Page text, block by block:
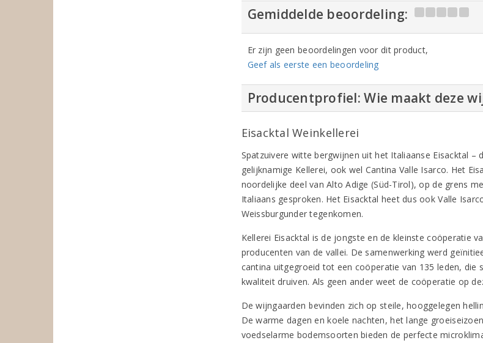
Gemiddelde beoordeling:
Er zijn geen beoordelingen voor dit product,
Geef als eerste een beoordeling
Producentprofiel: Wie maakt deze
Eisacktal Weinkellerei
Spatzuivere witte bergwijnen uit het Italiaanse Eisacktal –
gelijknamige Kellerei, ook wel Cantina Valle Isarco. Het
noordelijke deel van Alto Adige (Süd-Tirol), op de grens
Italiaans gesproken. Het Eisacktal heet dus ook Valle
Weissburgunder tegenkomen.
Kellerei Eisacktal is de jongste en de kleinste coöperatie
producenten van de vallei. De samenwerking werd
cantina uitgegroeid tot een coöperatie van 135 leden,
kwaliteit druiven. Als geen ander weet de coöperatie op
De wijngaarden bevinden zich op steile, hooggelegen
De warme dagen en koele nachten, het lange
voedselarme bodemsoorten bieden de perfecte